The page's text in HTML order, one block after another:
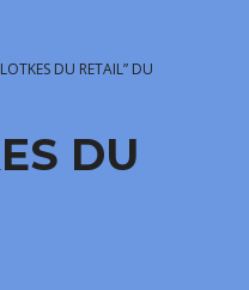
DU RETAIL” DU
DU